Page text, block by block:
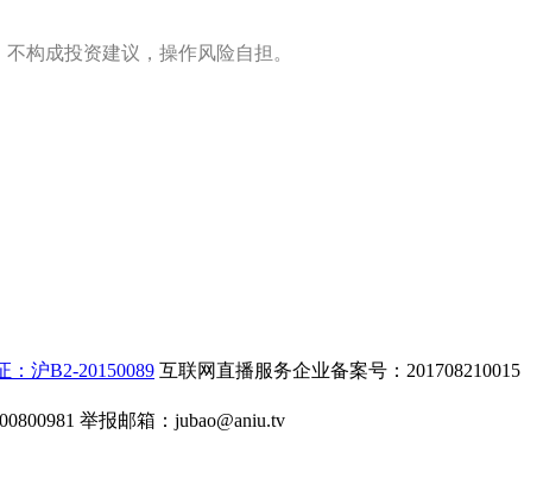
构成投资建议，操作风险自担。
：沪B2-20150089 互联网直播服务企业备案号：201708210015
举报邮箱： jubao@aniu.tv